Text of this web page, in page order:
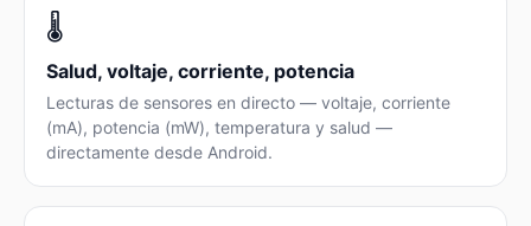
🌡️
Salud, voltaje, corriente, potencia
Lecturas de sensores en directo — voltaje, corriente
(mA), potencia (mW), temperatura y salud —
directamente desde Android.